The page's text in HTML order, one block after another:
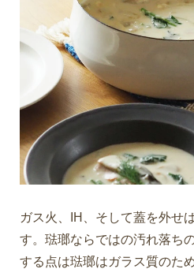
ガス火、IH、そして蓋を外せ
す。琺瑯ならではの汚れ落ち
する点は琺瑯はガラス質のた